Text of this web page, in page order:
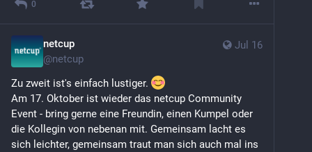
0
Jul 16
netcup
@netcup
Zu zweit ist's einfach lustiger.
Am 17. Oktober ist wieder das netcup Community
Event - bring gerne eine Freundin, einen Kumpel oder
die Kollegin von nebenan mit. Gemeinsam lacht es
sich leichter, gemeinsam traut man sich auch mal ins